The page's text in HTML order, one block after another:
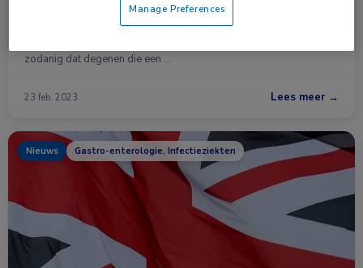
Hoger risico herinfectie HCV na behandeling met
DAA dan met IFN
zodanig dat degenen die een …
23 feb. 2023 Lees meer →
Nieuws Gastro-enterologie, Infectieziekten
Manage Preferences